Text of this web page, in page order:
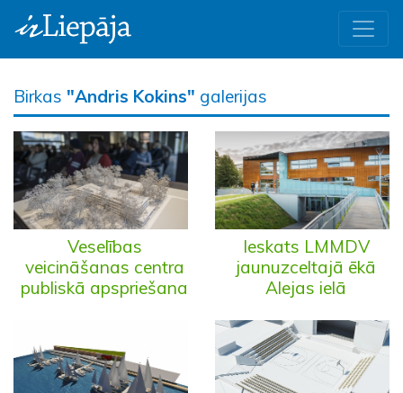
Birkas "Andris Kokins" galerijas
Veselības
veicināšanas centra
publiskā apspriešana
Ieskats LMMDV
jaunuzceltajā ēkā
Alejas ielā